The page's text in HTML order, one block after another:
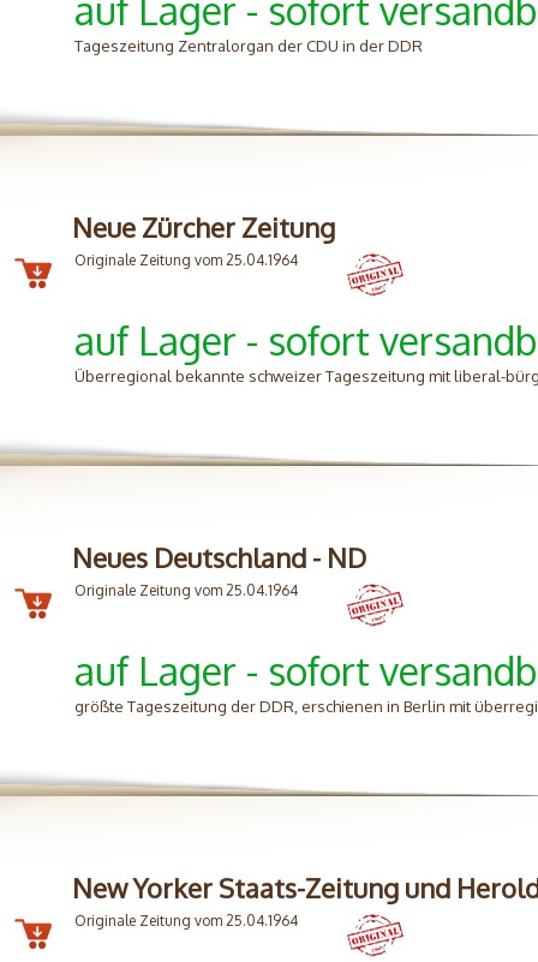
auf Lager - sofort
Tageszeitung Zentralorgan der CDU in der DDR
Neue Zürcher Zeitung
Originale Zeitung vom 25.04.1964
auf Lager - sofort
Überregional bekannte schweizer Tageszeitung mit liberal-
Neues Deutschland - ND
Originale Zeitung vom 25.04.1964
auf Lager - sofort
größte Tageszeitung der DDR, erschienen in Berlin mit
New Yorker Staats-Zeitung und
Originale Zeitung vom 25.04.1964